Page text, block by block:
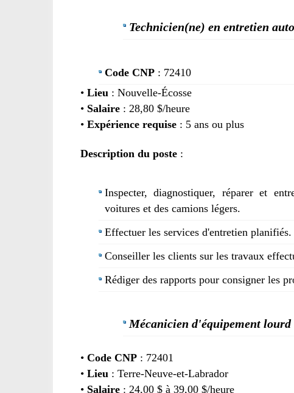
Technicien(ne) en entretien
Code CNP : 72410
• Lieu : Nouvelle-Écosse
• Salaire : 28,80 $/heure
• Expérience requise : 5 ans ou plus
Description du poste :
Inspecter, diagnostiquer, réparer et
voitures et des camions légers.
Effectuer les services d'entretien planifiés.
Conseiller les clients sur les travaux
Rédiger des rapports pour consigner les
Mécanicien d'équipement lourd
• Code CNP : 72401
• Lieu : Terre-Neuve-et-Labrador
• Salaire : 24,00 $ à 39,00 $/heure